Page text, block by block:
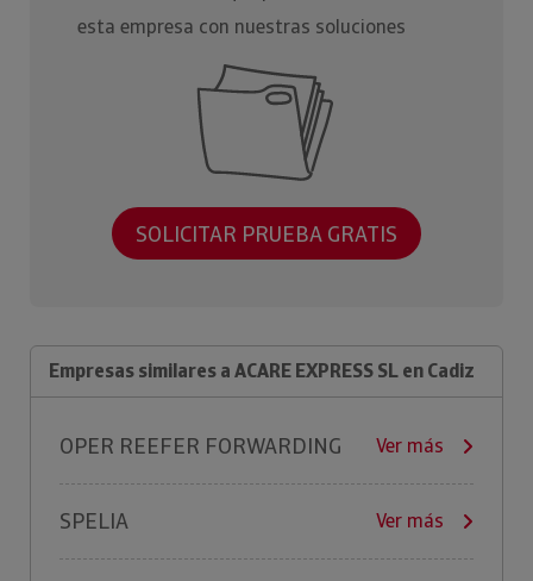
esta empresa con nuestras soluciones
SOLICITAR PRUEBA GRATIS
Empresas similares a ACARE EXPRESS SL en Cadiz
OPER REEFER FORWARDING Ver más
SPELIA Ver más